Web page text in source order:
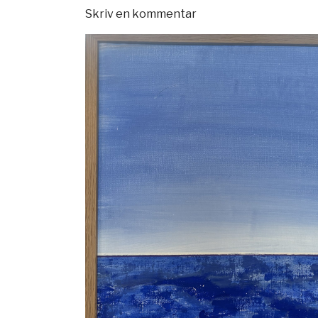
Skriv en kommentar